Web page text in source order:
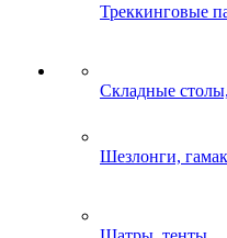
Треккинговые
Складные столы,
Шезлонги,